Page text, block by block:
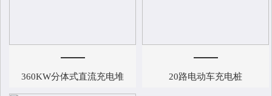
360KW分体式直流充电堆 20路电动车充电桩